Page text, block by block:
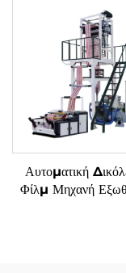
Αυτοματική
Φίλμ Μηχανή